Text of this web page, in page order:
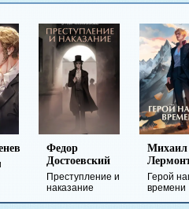
Федор
Достоевский
Преступление и
наказание
Михаил
Лермонтов
Герой нашего
времени